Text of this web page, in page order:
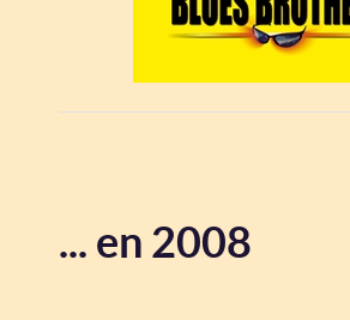
... en 2008